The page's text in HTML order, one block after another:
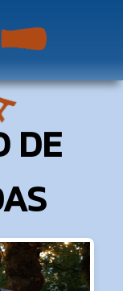
DE